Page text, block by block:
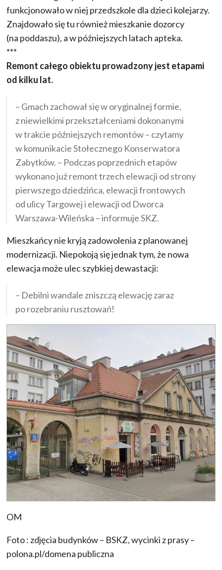
funkcjonowało w niej przedszkole dla dzieci kolejarzy.
Znajdowało się tu również mieszkanie dozorcy
(na poddaszu), a w późniejszych latach apteka.
***
Remont całego obiektu prowadzony jest etapami
od kilku lat.
– Gmach zachował się w oryginalnej formie,
z niewielkimi przekształceniami dokonanymi
w trakcie późniejszych remontów – czytamy
w komunikacie Stołecznego Konserwatora
Zabytków. – Podczas poprzednich etapów
wykonano już remont trzech elewacji od strony
pierwszego dziedzińca, elewacji frontowych
od ulicy Targowej i elewacji od Dworca
Warszawa-Wileńska – informuje SKZ.
Mieszkańcy nie kryją zadowolenia z planowanej
modernizacji. Niepokoją się jednak tym, że nowa
elewacja może ulec szybkiej dewastacji:
– Debilni wandale zniszczą elewację zaraz
po rozebraniu rusztowań!
OM
Foto : zdjęcia budynków – BSKZ, wycinki z prasy –
polona.pl/domena publiczna